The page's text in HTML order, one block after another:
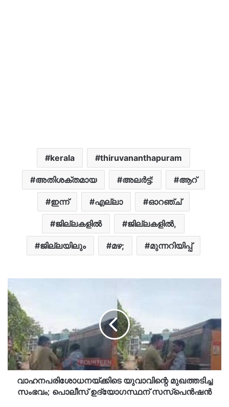
kerala thiruvananthapuram
അതിശക്തമായ അലർട്ട്: ആറ്
ഇന്ന് എല്ലാ ഓറഞ്ച്
ജില്ലകളില്‍ ജില്ലകളില്‍,
ജില്ലയിലും മഴ; മുന്നറിയിപ്പ്
വാഹനപരിശോധനയ്ക്കിടെ യുവാവിന്റെ മുഖത്തടിച്ച
സംഭവം; പൊലീസ് ഉദ്യോഗസ്ഥന് സസ്‌പെൻഷൻ